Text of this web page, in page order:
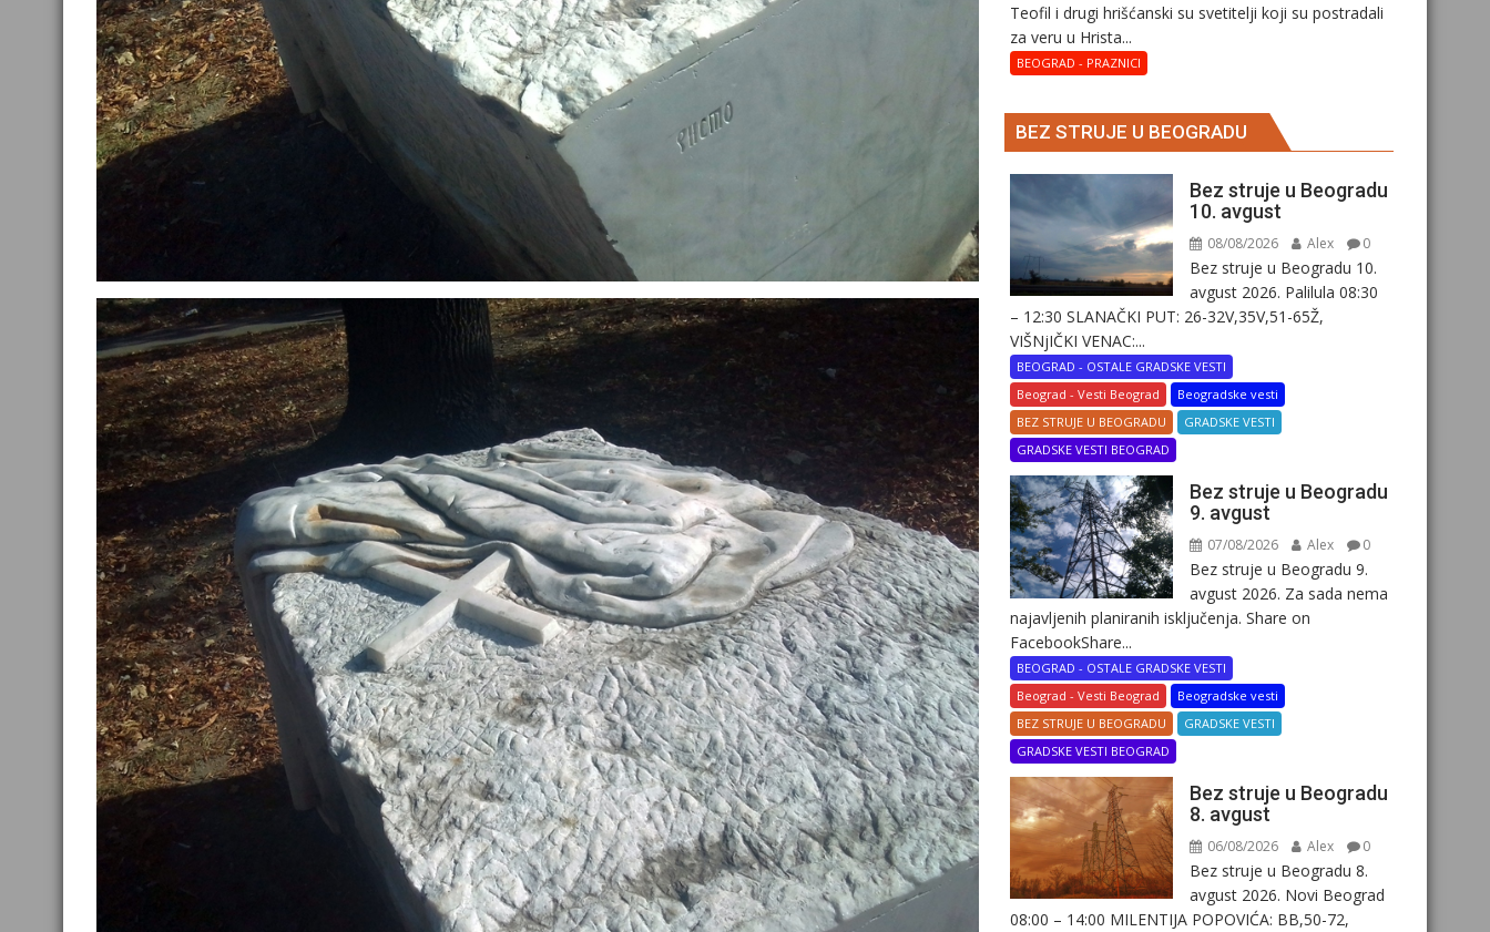
Teofil i drugi hrišćanski su svetitelji koji su postradali
za veru u Hrista...
BEOGRAD - PRAZNICI
BEZ STRUJE U BEOGRADU
Bez struje u Beogradu
10. avgust
08/08/2026 Alex 0
Bez struje u Beogradu 10.
avgust 2026. Palilula 08:30
– 12:30 SLANAČKI PUT: 26-32V,35V,51-65Ž,
VIŠNjIČKI VENAC:...
BEOGRAD - OSTALE GRADSKE VESTI
Beograd - Vesti Beograd
Beogradske vesti
BEZ STRUJE U BEOGRADU
GRADSKE VESTI
GRADSKE VESTI BEOGRAD
Bez struje u Beogradu
9. avgust
07/08/2026 Alex 0
Bez struje u Beogradu 9.
avgust 2026. Za sada nema
najavljenih planiranih isključenja. Share on
FacebookShare...
BEOGRAD - OSTALE GRADSKE VESTI
Beograd - Vesti Beograd
Beogradske vesti
BEZ STRUJE U BEOGRADU
GRADSKE VESTI
GRADSKE VESTI BEOGRAD
Bez struje u Beogradu
8. avgust
06/08/2026 Alex 0
Bez struje u Beogradu 8.
avgust 2026. Novi Beograd
08:00 – 14:00 MILENTIJA POPOVIĆA: BB,50-72,